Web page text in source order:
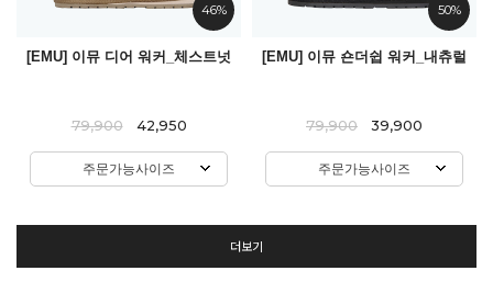
46%
[EMU] 이뮤 디어 워커_체스트넛
79,900 42,950
주문가능사이즈
50%
[EMU] 이뮤 숀더쉽 워커_내츄럴
79,900 39,900
주문가능사이즈
더보기